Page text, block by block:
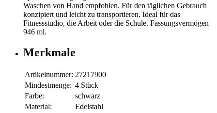
Waschen von Hand empfohlen. Für den täglichen Gebrauch
konzipiert und leicht zu transportieren. Ideal für das
Fitnessstudio, die Arbeit oder die Schule. Fassungsvermögen
946 ml.
Merkmale
Artikelnummer: 27217900
Mindestmenge: 4 Stück
Farbe:
schwarz
Material:
Edelstahl